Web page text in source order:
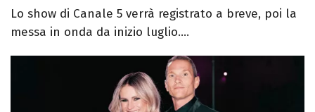
Lo show di Canale 5 verrà registrato a breve, poi la
messa in onda da inizio luglio....